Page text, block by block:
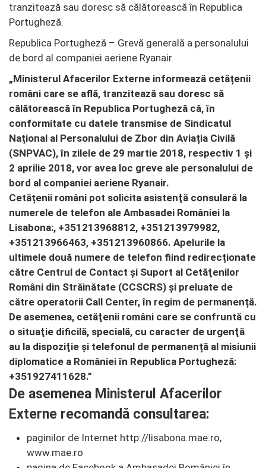
tranzitează sau doresc să călătorească în Republica
Portugheză.
Republica Portugheză – Grevă generală a personalului
de bord al companiei aeriene Ryanair
„Ministerul Afacerilor Externe informează cetățenii
români care se află, tranzitează sau doresc să
călătorească în Republica Portugheză că, în
conformitate cu datele transmise de Sindicatul
Național al Personalului de Zbor din Aviația Civilă
(SNPVAC), în zilele de 29 martie 2018, respectiv 1 și
2 aprilie 2018, vor avea loc greve ale personalului de
bord al companiei aeriene Ryanair.
Cetățenii români pot solicita asistenţă consulară la
numerele de telefon ale Ambasadei României la
Lisabona:, +351213968812, +351213979982,
+351213966463, +351213960866. Apelurile la
ultimele două numere de telefon fiind redirecționate
către Centrul de Contact și Suport al Cetăţenilor
Români din Străinătate (CCSCRS) şi preluate de
către operatorii Call Center, în regim de permanență.
De asemenea, cetăţenii români care se confruntă cu
o situaţie dificilă, specială, cu caracter de urgenţă
au la dispoziţie şi telefonul de permanență al misiunii
diplomatice a României în Republica Portugheză:
+351927411628.”
De asemenea Ministerul Afacerilor
Externe recomandă consultarea:
paginilor de Internet http://lisabona.mae.ro,
www.mae.ro